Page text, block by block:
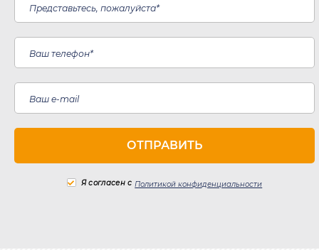
Я согласен с Политикой конфиденциальности